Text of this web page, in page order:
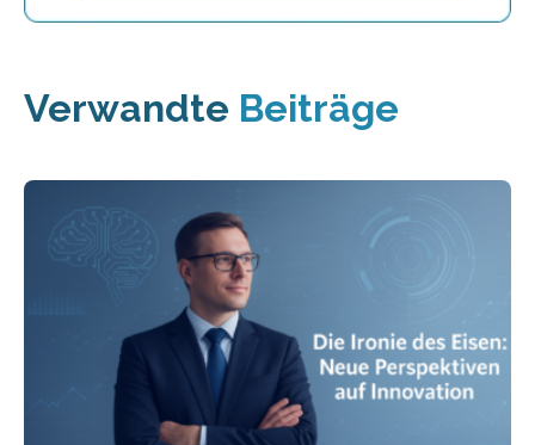
Verwandte Beiträge